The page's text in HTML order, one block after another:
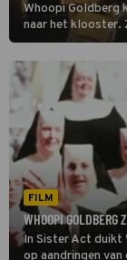
Whoopi Goldberg
naar het klooster.
redden van een
FILM
WHOOPI GOLDBERG
In Sister Act duikt
op aandringen